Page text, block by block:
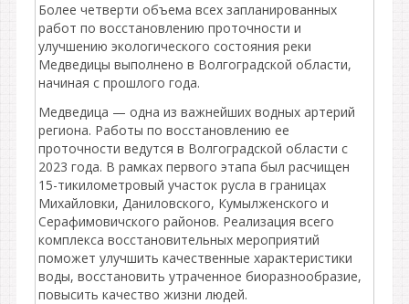
Более четверти объема всех запланированных
работ по восстановлению проточности и
улучшению экологического состояния реки
Медведицы выполнено в Волгоградской области,
начиная с прошлого года.
Медведица — одна из важнейших водных артерий
региона. Работы по восстановлению ее
проточности ведутся в Волгоградской области с
2023 года. В рамках первого этапа был расчищен
15-тикилометровый участок русла в границах
Михайловки, Даниловского, Кумылженского и
Серафимовичского районов. Реализация всего
комплекса восстановительных мероприятий
поможет улучшить качественные характеристики
воды, восстановить утраченное биоразнообразие,
повысить качество жизни людей.